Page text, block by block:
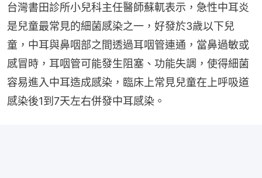
台灣書田診所小兒科主任醫師蘇軏表示，急性中耳炎
是兒童最常見的細菌感染之一，好發於3歲以下兒
童，中耳與鼻咽部之間透過耳咽管連通，當鼻過敏或
感冒時，耳咽管可能發生阻塞、功能失調，使得細菌
容易進入中耳造成感染，臨床上常見兒童在上呼吸道
感染後1到7天左右併發中耳感染。